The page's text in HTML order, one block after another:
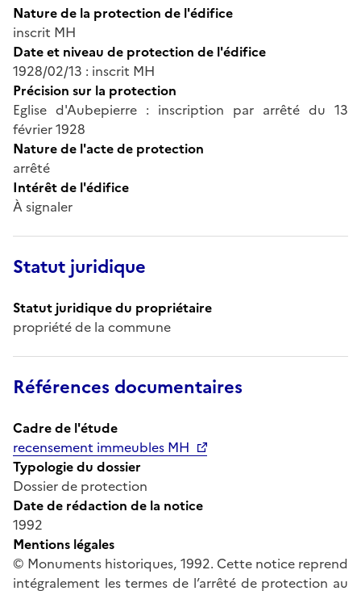
Nature de la protection de l'édifice
inscrit MH
Date et niveau de protection de l'édifice
1928/02/13 : inscrit MH
Précision sur la protection
Eglise d'Aubepierre : inscription par arrêté du 13
février 1928
Nature de l'acte de protection
arrêté
Intérêt de l'édifice
À signaler
Statut juridique
Statut juridique du propriétaire
propriété de la commune
Références documentaires
Cadre de l'étude
recensement immeubles MH
Typologie du dossier
Dossier de protection
Date de rédaction de la notice
1992
Mentions légales
© Monuments historiques, 1992. Cette notice reprend
intégralement les termes de l’arrêté de protection au